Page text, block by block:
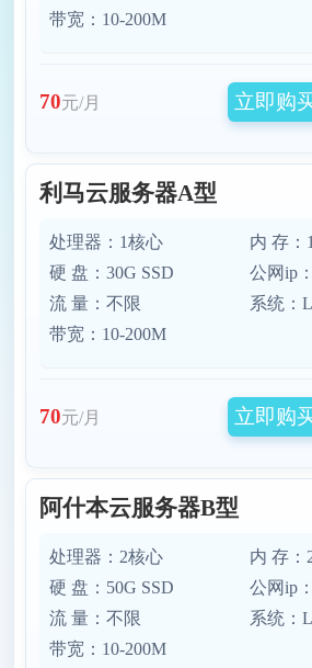
带宽：10-200M
70元/月 立即购
利马云服务器A型
处理器：1核心
硬 盘：30G SSD
流 量：不限
带宽：10-200M
内 存：
公网ip
系统：
70元/月 立即购
阿什本云服务器B型
处理器：2核心
硬 盘：50G SSD
流 量：不限
带宽：10-200M
内 存：
公网ip
系统：